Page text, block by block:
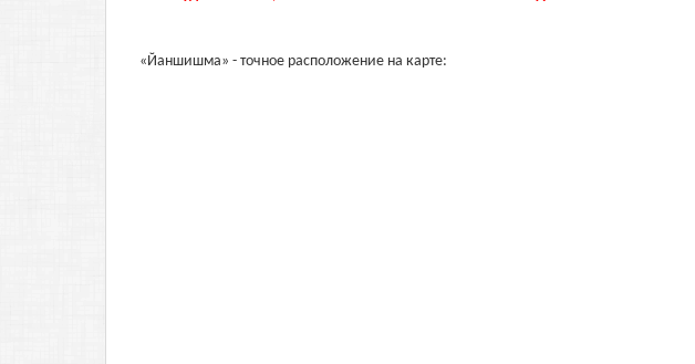
«Йаншишма» - точное расположение на карте: